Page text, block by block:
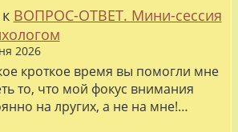
к ВОПРОС-ОТВЕТ. Мини-сессия
2026
кроткое время вы помогли мне
то, что мой фокус внимания
на лругих, а не на мне!…